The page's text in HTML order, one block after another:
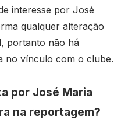
interesse por José
qualquer alteração
portanto não há
no vínculo com o clube.
por José Maria
na reportagem?